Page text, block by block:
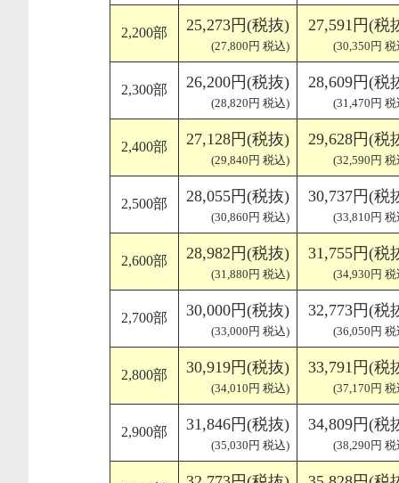
2,200部 25,273円(税抜)
(27,800円 税込)
27,591円(税
(30,350円 税
2,300部 26,200円(税抜)
(28,820円 税込)
28,609円(税
(31,470円 税
2,400部 27,128円(税抜)
(29,840円 税込)
29,628円(税
(32,590円 税
2,500部 28,055円(税抜)
(30,860円 税込)
30,737円(税
(33,810円 税
2,600部 28,982円(税抜)
(31,880円 税込)
31,755円(税
(34,930円 税
2,700部 30,000円(税抜)
(33,000円 税込)
32,773円(税
(36,050円 税
2,800部 30,919円(税抜)
(34,010円 税込)
33,791円(税
(37,170円 税
2,900部 31,846円(税抜)
(35,030円 税込)
34,809円(税
(38,290円 税